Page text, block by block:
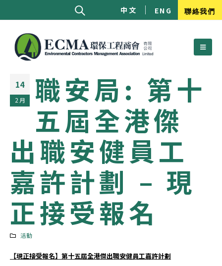
中文 ENG 聯絡我們
14
2 月
職安局: 第十
五屆全港傑
出職安健員工
嘉許計劃 – 現
正接受報名
活動
【現正接受報名】第十五屆全港傑出職安健員工嘉許計劃